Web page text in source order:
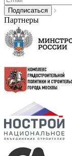
Партнеры